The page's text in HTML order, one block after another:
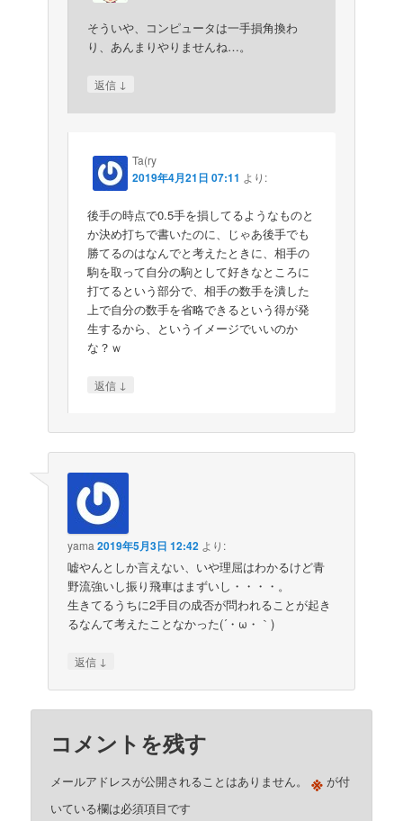
そういや、コンピュータは一手損角換わ
り、あんまりやりませんね…。
返信 ↓
Ta(ry
2019年4月21日 07:11 より:
後手の時点で0.5手を損してるようなものと
か決め打ちで書いたのに、じゃあ後手でも
勝てるのはなんでと考えたときに、相手の
駒を取って自分の駒として好きなところに
打てるという部分で、相手の数手を潰した
上で自分の数手を省略できるという得が発
生するから、というイメージでいいのか
な？ｗ
返信 ↓
yama 2019年5月3日 12:42 より:
嘘やんとしか言えない、いや理屈はわかるけど青
野流強いし振り飛車はまずいし・・・・。
生きてるうちに2手目の成否が問われることが起き
るなんて考えたことなかった(´・ω・｀)
返信 ↓
コメントを残す
メールアドレスが公開されることはありません。 ※ が付
いている欄は必須項目です